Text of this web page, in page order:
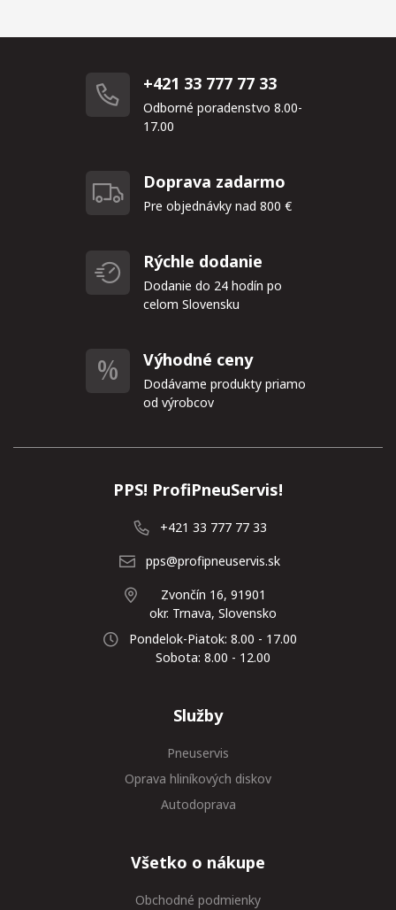
+421 33 777 77 33
Odborné poradenstvo 8.00-
17.00
Doprava zadarmo
Pre objednávky nad 800 €
Rýchle dodanie
Dodanie do 24 hodín po
celom Slovensku
Výhodné ceny
Dodávame produkty priamo
od výrobcov
PPS! ProfiPneuServis!
+421 33 777 77 33
pps@profipneuservis.sk
Zvončín 16, 91901
okr. Trnava, Slovensko
Pondelok-Piatok: 8.00 - 17.00
Sobota: 8.00 - 12.00
Služby
Pneuservis
Oprava hliníkových diskov
Autodoprava
Všetko o nákupe
Obchodné podmienky